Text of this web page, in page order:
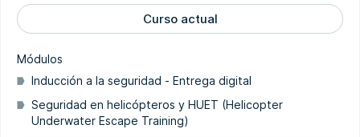
Curso actual
Módulos
Inducción a la seguridad - Entrega digital
Seguridad en helicópteros y HUET (Helicopter
Underwater Escape Training)